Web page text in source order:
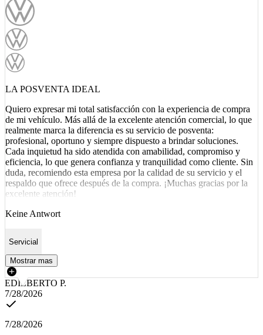
LA POSVENTA IDEAL
Quiero expresar mi total satisfacción con la experiencia de compra
de mi vehículo. Más allá de la excelente atención comercial, lo que
realmente marca la diferencia es su servicio de posventa:
profesional, oportuno y siempre dispuesto a brindar soluciones.
Cada inquietud ha sido atendida con amabilidad, compromiso y
eficiencia, lo que genera confianza y tranquilidad como cliente. Sin
duda, recomiendo esta empresa por la calidad de su servicio y el
respaldo que ofrece después de la compra. ¡Muchas gracias por la
excelente atención!
Keine Antwort
Servicial
Mostrar mas
EDILBERTO P.
7/28/2026
7/28/2026